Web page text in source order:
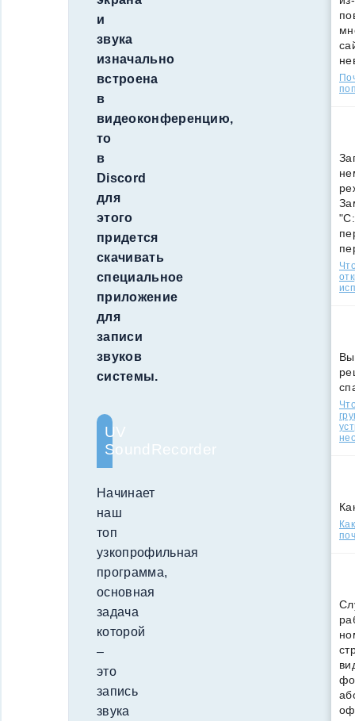
и
звука
изначально
встроена
в
видеоконференцию,
то
в
Discord
для
этого
придется
скачивать
специальное
приложение
для
записи
звуков
системы.
UV
SoundRecorder
Начинает
наш
топ
узкопрофильная
программа,
основная
задача
которой
–
это
запись
звука